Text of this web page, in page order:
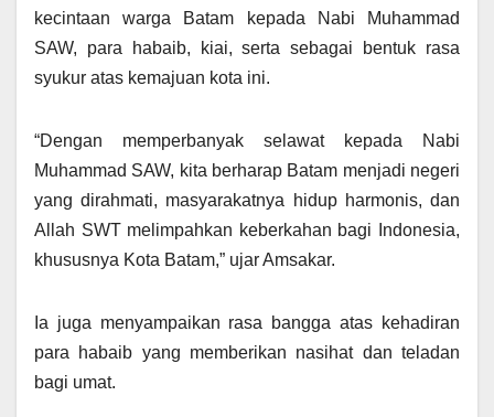
kecintaan warga Batam kepada Nabi Muhammad
SAW, para habaib, kiai, serta sebagai bentuk rasa
syukur atas kemajuan kota ini.
“Dengan memperbanyak selawat kepada Nabi
Muhammad SAW, kita berharap Batam menjadi negeri
yang dirahmati, masyarakatnya hidup harmonis, dan
Allah SWT melimpahkan keberkahan bagi Indonesia,
khususnya Kota Batam,” ujar Amsakar.
Ia juga menyampaikan rasa bangga atas kehadiran
para habaib yang memberikan nasihat dan teladan
bagi umat.